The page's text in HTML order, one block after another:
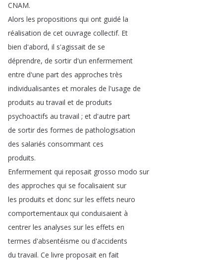
CNAM.
Alors les propositions qui ont guidé la
réalisation de cet ouvrage collectif. Et
bien d'abord, il s'agissait de se
déprendre, de sortir d'un enfermement
entre d'une part des approches très
individualisantes et morales de l'usage de
produits au travail et de produits
psychoactifs au travail ; et d'autre part
de sortir des formes de pathologisation
des salariés consommant ces
produits.
Enfermement qui reposait grosso modo sur
des approches qui se focalisaient sur
les produits et donc sur les effets neuro
comportementaux qui conduisaient à
centrer les analyses sur les effets en
termes d'absentéisme ou d'accidents
du travail. Ce livre proposait en fait